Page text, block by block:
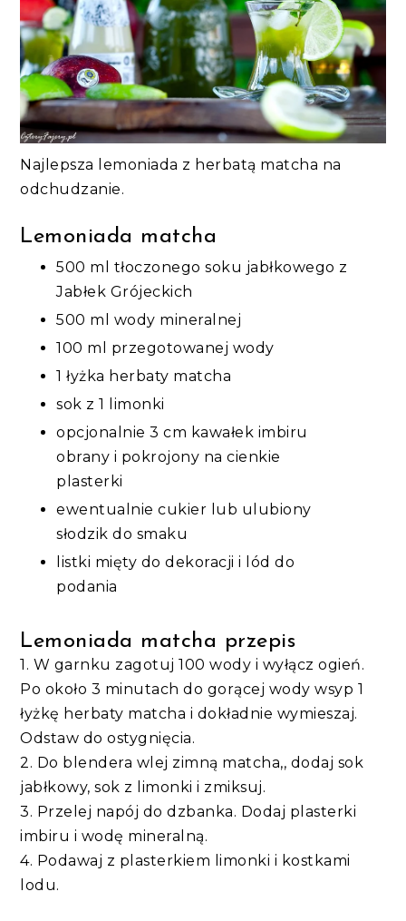
Najlepsza lemoniada z herbatą matcha na
odchudzanie.
Lemoniada matcha
500 ml tłoczonego soku jabłkowego z
Jabłek Grójeckich
500 ml wody mineralnej
100 ml przegotowanej wody
1 łyżka herbaty matcha
sok z 1 limonki
opcjonalnie 3 cm kawałek imbiru
obrany i pokrojony na cienkie
plasterki
ewentualnie cukier lub ulubiony
słodzik do smaku
listki mięty do dekoracji i lód do
podania
Lemoniada matcha przepis
1. W garnku zagotuj 100 wody i wyłącz ogień.
Po około 3 minutach do gorącej wody wsyp 1
łyżkę herbaty matcha i dokładnie wymieszaj.
Odstaw do ostygnięcia.
2. Do blendera wlej zimną matcha,, dodaj sok
jabłkowy, sok z limonki i zmiksuj.
3. Przelej napój do dzbanka. Dodaj plasterki
imbiru i wodę mineralną.
4. Podawaj z plasterkiem limonki i kostkami
lodu.